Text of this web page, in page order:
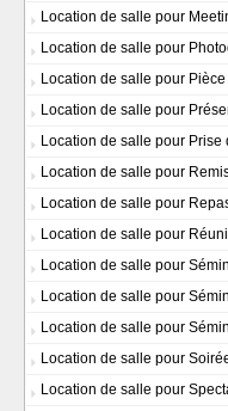
Location de salle pour
Location de salle pour
Location de salle pour
Location de salle pour
Location de salle pour Prise
Location de salle pour
Location de salle pour
Location de salle pour
Location de salle pour
Location de salle pour
Location de salle pour
Location de salle pour
Location de salle pour